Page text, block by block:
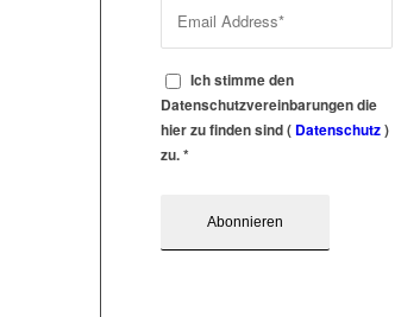
Ich stimme den
Datenschutzvereinbarungen die
hier zu finden sind ( Datenschutz)
zu.*